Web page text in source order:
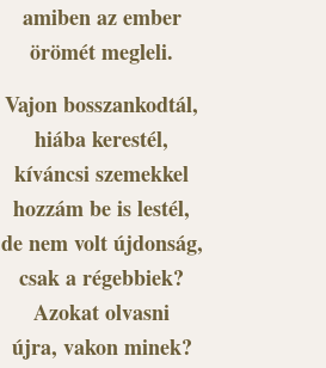
amiben az ember
örömét megleli.
Vajon bosszankodtál,
hiába kerestél,
kíváncsi szemekkel
hozzám be is lestél,
de nem volt újdonság,
csak a régebbiek?
Azokat olvasni
újra, vakon minek?